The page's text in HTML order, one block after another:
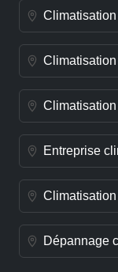
Entreprise
Dépannage